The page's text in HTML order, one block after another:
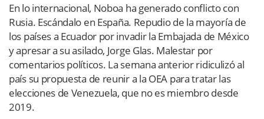
En lo internacional, Noboa ha generado conflicto con
Rusia. Escándalo en España. Repudio de la mayoría de
los países a Ecuador por invadirla Embajada de México
y apresar a su asilado, Jorge Glas. Malestar por
comentarios políticos. La semana anterior ridiculizó al
país su propuesta de reunir a la OEA para tratar las
elecciones de Venezuela, que no es miembro desde
2019.